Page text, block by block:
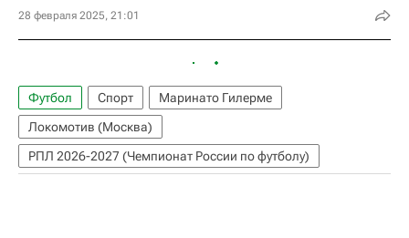
28 февраля 2025, 21:01
Футбол Спорт
Маринато Гилерме
Локомотив (Москва)
РПЛ 2026-2027 (Чемпионат России по футболу)